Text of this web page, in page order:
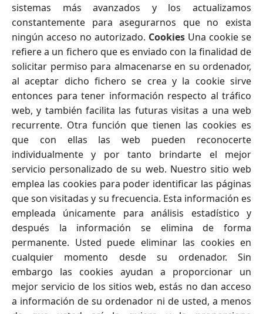
sistemas más avanzados y los actualizamos
constantemente para asegurarnos que no exista
ningún acceso no autorizado. Cookies Una cookie se
refiere a un fichero que es enviado con la finalidad de
solicitar permiso para almacenarse en su ordenador,
al aceptar dicho fichero se crea y la cookie sirve
entonces para tener información respecto al tráfico
web, y también facilita las futuras visitas a una web
recurrente. Otra función que tienen las cookies es
que con ellas las web pueden reconocerte
individualmente y por tanto brindarte el mejor
servicio personalizado de su web. Nuestro sitio web
emplea las cookies para poder identificar las páginas
que son visitadas y su frecuencia. Esta información es
empleada únicamente para análisis estadístico y
después la información se elimina de forma
permanente. Usted puede eliminar las cookies en
cualquier momento desde su ordenador. Sin
embargo las cookies ayudan a proporcionar un
mejor servicio de los sitios web, estás no dan acceso
a información de su ordenador ni de usted, a menos